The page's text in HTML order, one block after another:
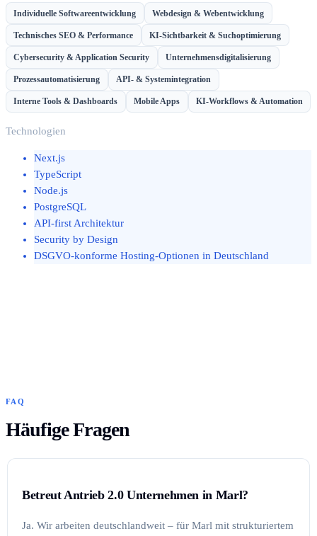
Individuelle Softwareentwicklung Webdesign & Webentwicklung
Technisches SEO & Performance KI-Sichtbarkeit & Suchoptimierung
Cybersecurity & Application Security Unternehmensdigitalisierung
Prozessautomatisierung API- & Systemintegration
Interne Tools & Dashboards Mobile Apps KI-Workflows & Automation
Technologien
Next.js
TypeScript
Node.js
PostgreSQL
API-first Architektur
Security by Design
DSGVO-konforme Hosting-Optionen in Deutschland
FAQ
Häufige Fragen
Betreut Antrieb 2.0 Unternehmen in Marl?
Ja. Wir arbeiten deutschlandweit – für Marl mit strukturiertem